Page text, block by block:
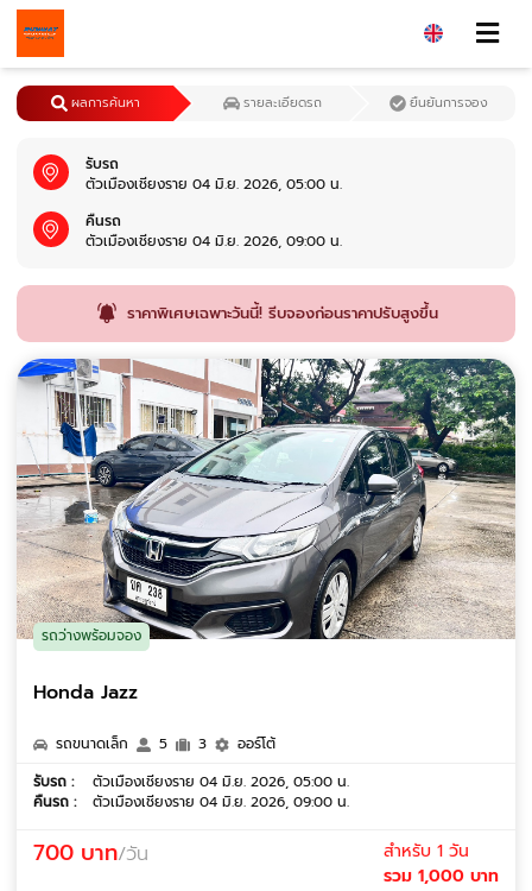
รับรถ
ตัวเมืองเชียงราย 04 มิ.ย. 2026, 05:00 น.
คืนรถ
ตัวเมืองเชียงราย 04 มิ.ย. 2026, 09:00 น.
ผลการค้นหา รายละเอียดรถ ยืนยันการจอง
ราคาพิเศษเฉพาะวันนี้! รีบจองก่อนราคาปรับสูงขึ้น
รถว่างพร้อมจอง
Honda Jazz
รถขนาดเล็ก 5 3
ออร์โต้
รับรถ :
ตัวเมืองเชียงราย 04 มิ.ย. 2026, 05:00 น.
คืนรถ :
ตัวเมืองเชียงราย 04 มิ.ย. 2026, 09:00 น.
700 บาท/วัน
สำหรับ 1 วัน
รวม 1,000 บาท